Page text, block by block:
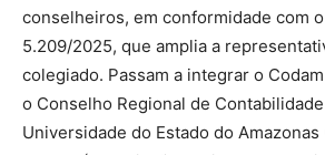
conselheiros, em conformidade com
5.209/2025, que amplia a
colegiado. Passam a integrar o
o Conselho Regional de
Universidade do Estado do Amazonas